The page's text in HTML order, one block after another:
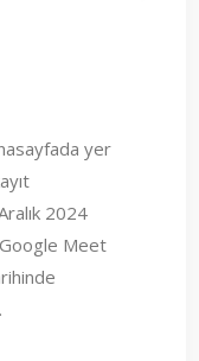
yer
2024
Meet